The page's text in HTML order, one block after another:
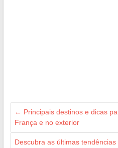
← Principais destinos e dicas
França e no exterior
Descubra as últimas